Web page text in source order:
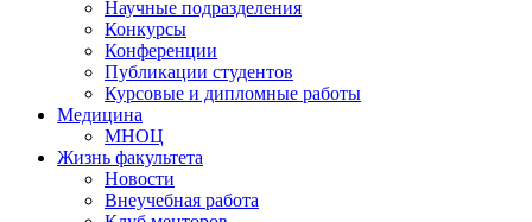
Научные подразделения
Конкурсы
Конференции
Публикации студентов
Курсовые и дипломные работы
Медицина
МНОЦ
Жизнь факультета
Новости
Внеучебная работа